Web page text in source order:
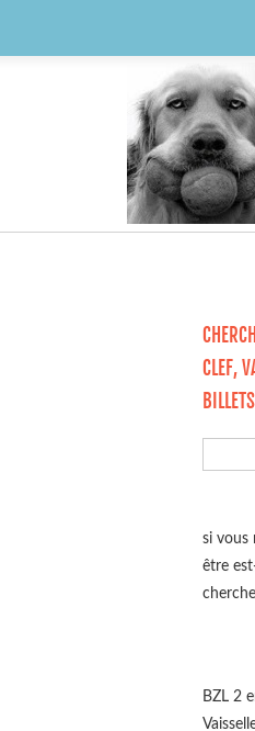
CLEF,
BILLETS
si vous
être
BZL 2